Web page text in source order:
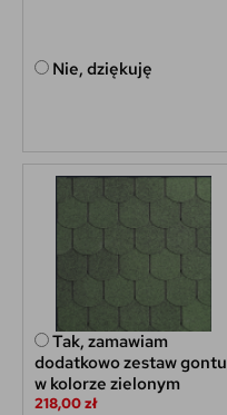
Nie, dziękuję
Tak, zamawiam
dodatkowo zestaw gontu
w kolorze zielonym
218,00 zł